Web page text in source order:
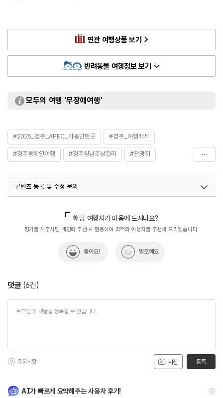
연관 여행상품 보기
반려동물 여행정보 보기
모두의 여행 '무장애여행'
#2025_경주_APEC_가볼만한곳 #경주_여행백서
#경주동해안여행 #경주양남주상절리 #관광지
#주상절리파도소리길
콘텐츠 등록 및 수정 문의
지역콘텐츠육성팀(반려동물동반여행)
02-7299-582
해당 여행지가 마음에 드시나요?
평가를 해주시면 개인화 추천 시 활용하여 최적의 여행지를 추천해 드리겠습니다.
좋아요! 별로예요
댓글 (6건)
사진
유의사항 등록
AI가 빠르게 요약해주는 사용자 후기!